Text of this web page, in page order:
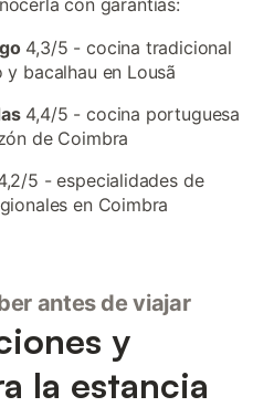
con garantías:
4,3/5 - cocina tradicional
bacalhau en Lousã
4,4/5 - cocina portuguesa
de Coimbra
5 - especialidades de
en Coimbra
antes de viajar
y
la estancia